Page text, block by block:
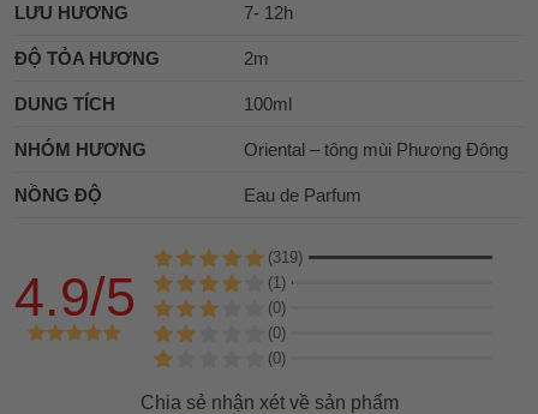
LƯU HƯƠNG 7- 12h
ĐỘ TỎA HƯƠNG 2m
DUNG TÍCH 100ml
NHÓM HƯƠNG Oriental – tông mùi Phương Đông
NỒNG ĐỘ Eau de Parfum
4.9/5
(319)
(1)
(0)
(0)
(0)
Chia sẻ nhận xét về sản phẩm